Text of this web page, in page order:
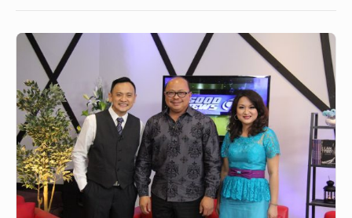
GoodNews
–
One
Hour
With
Ps.
Daniel